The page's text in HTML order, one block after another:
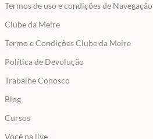
Termos de uso e condições de Navegação
Clube da Meire
Termo e Condições Clube da Meire
Política de Devolução
Trabalhe Conosco
Blog
Cursos
Você na live